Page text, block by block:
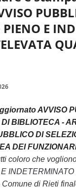
PIENO E
AVVISO
BIBLIOTECA -
DI
DEI
coloro che
di Rieti